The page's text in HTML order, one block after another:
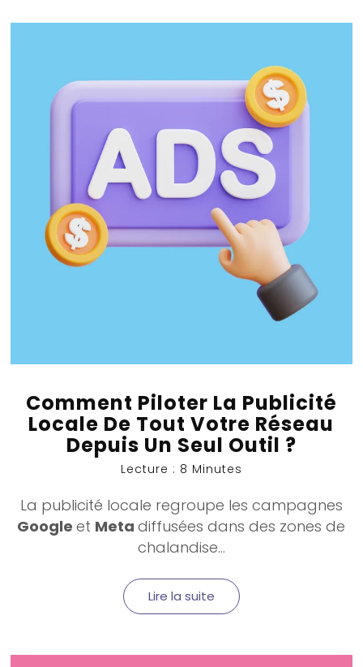
Comment Piloter La Publicité
Locale De Tout Votre Réseau
Depuis Un Seul Outil ?
Lecture : 8 Minutes
La publicité locale regroupe les campagnes
Googleet Metadiffusées dans des zones de
chalandise...
Lire la suite